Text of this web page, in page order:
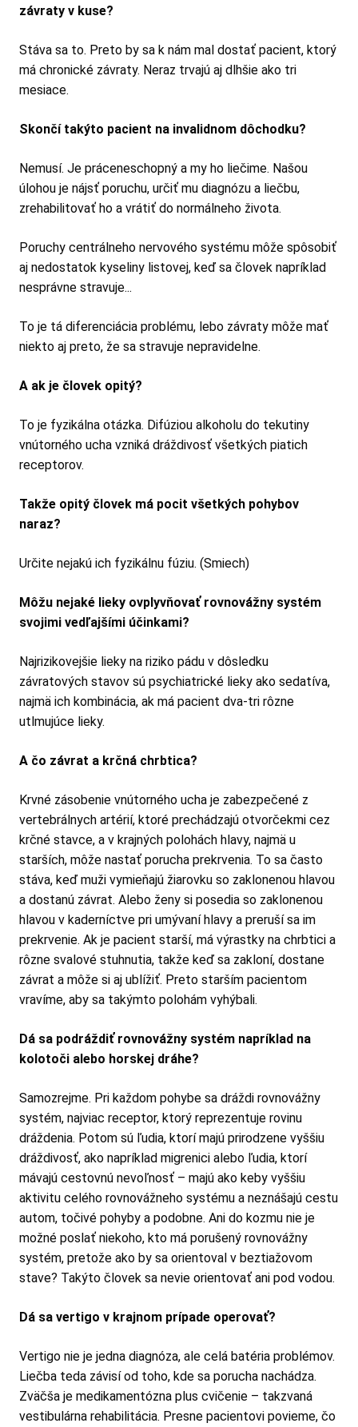
závraty v kuse?
Stáva sa to. Preto by sa k nám mal dostať pacient, ktorý
má chronické závraty. Neraz trvajú aj dlhšie ako tri
mesiace.
Skončí takýto pacient na invalidnom dôchodku?
Nemusí. Je práceneschopný a my ho liečime. Našou
úlohou je nájsť poruchu, určiť mu diagnózu a liečbu,
zrehabilitovať ho a vrátiť do normálneho života.
Poruchy centrálneho nervového systému môže spôsobiť
aj nedostatok kyseliny listovej, keď sa človek napríklad
nesprávne stravuje...
To je tá diferenciácia problému, lebo závraty môže mať
niekto aj preto, že sa stravuje nepravidelne.
A ak je človek opitý?
To je fyzikálna otázka. Difúziou alkoholu do tekutiny
vnútorného ucha vzniká dráždivosť všetkých piatich
receptorov.
Takže opitý človek má pocit všetkých pohybov
naraz?
Určite nejakú ich fyzikálnu fúziu. (Smiech)
Môžu nejaké lieky ovplyvňovať rovnovážny systém
svojimi vedľajšími účinkami?
Najrizikovejšie lieky na riziko pádu v dôsledku
závratových stavov sú psychiatrické lieky ako sedatíva,
najmä ich kombinácia, ak má pacient dva-tri rôzne
utlmujúce lieky.
A čo závrat a krčná chrbtica?
Krvné zásobenie vnútorného ucha je zabezpečené z
vertebrálnych artérií, ktoré prechádzajú otvorčekmi cez
krčné stavce, a v krajných polohách hlavy, najmä u
starších, môže nastať porucha prekrvenia. To sa často
stáva, keď muži vymieňajú žiarovku so zaklonenou hlavou
a dostanú závrat. Alebo ženy si posedia so zaklonenou
hlavou v kaderníctve pri umývaní hlavy a preruší sa im
prekrvenie. Ak je pacient starší, má výrastky na chrbtici a
rôzne svalové stuhnutia, takže keď sa zakloní, dostane
závrat a môže si aj ublížiť. Preto starším pacientom
vravíme, aby sa takýmto polohám vyhýbali.
Dá sa podráždiť rovnovážny systém napríklad na
kolotoči alebo horskej dráhe?
Samozrejme. Pri každom pohybe sa dráždi rovnovážny
systém, najviac receptor, ktorý reprezentuje rovinu
dráždenia. Potom sú ľudia, ktorí majú prirodzene vyššiu
dráždivosť, ako napríklad migrenici alebo ľudia, ktorí
mávajú cestovnú nevoľnosť – majú ako keby vyššiu
aktivitu celého rovnovážneho systému a neznášajú cestu
autom, točivé pohyby a podobne. Ani do kozmu nie je
možné poslať niekoho, kto má porušený rovnovážny
systém, pretože ako by sa orientoval v beztiažovom
stave? Takýto človek sa nevie orientovať ani pod vodou.
Dá sa vertigo v krajnom prípade operovať?
Vertigo nie je jedna diagnóza, ale celá batéria problémov.
Liečba teda závisí od toho, kde sa porucha nachádza.
Zväčša je medikamentózna plus cvičenie – takzvaná
vestibulárna rehabilitácia. Presne pacientovi povieme, čo